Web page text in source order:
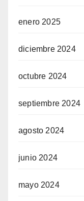
enero 2025
diciembre 2024
octubre 2024
septiembre 2024
agosto 2024
junio 2024
mayo 2024